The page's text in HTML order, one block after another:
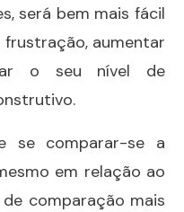
será bem mais fácil
aumentar
o seu nível de
se comparar-se a
em relação ao
comparação mais